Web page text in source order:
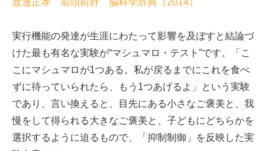
渡邊正孝 前頭前野 脳科学辞典（2014）
実行機能の発達が生涯にわたって影響を及ぼすと結論づ
けた最も有名な実験が“マシュマロ・テスト”です。「こ
こにマシュマロが1つある。私が戻るまでにこれを食べ
ずに待っていられたら、もう1つあげるよ」という実験
であり、言い換えると、目先にある小さなご褒美と、我
慢をして得られる大きなご褒美と、子どもにどちらかを
選択するように迫るもので、「抑制制御」を反映した実